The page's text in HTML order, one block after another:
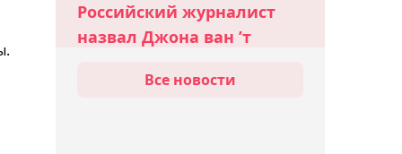
Российский журналист
назвал Джона ван ’т
решением" для сборной
Все новости